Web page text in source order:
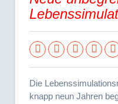
Die
knapp neun Jahren